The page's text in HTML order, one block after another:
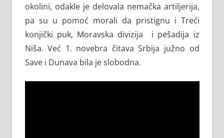
okolini, odakle je delovala nemačka artiljerija,
pa su u pomoć morali da pristignu i Treći
konjički puk, Moravska divizija i pešadija iz
Niša. Već 1. novebra čitava Srbija južno od
Save i Dunava bila je slobodna.